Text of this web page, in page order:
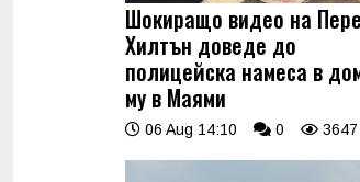
Шокиращо видео на
Хилтън доведе до
полицейска намеса в
му в Маями
06 Aug 14:10 0 3647